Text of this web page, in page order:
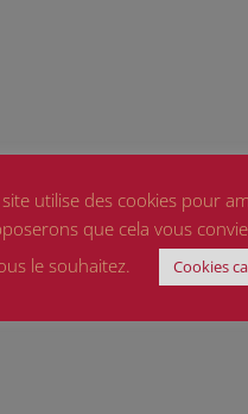
site utilise des cookies pour
que cela vous
le souhaitez.
Cookies